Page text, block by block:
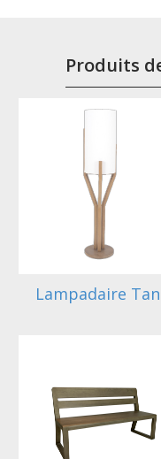
Produits
Lampadaire